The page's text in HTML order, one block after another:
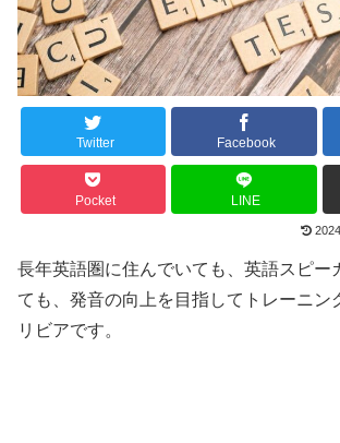
Twitter Facebook
Pocket LINE
長年英語圏に住んでいても、英語スピー
ても、発音の向上を目指してトレーニン
リビアです。